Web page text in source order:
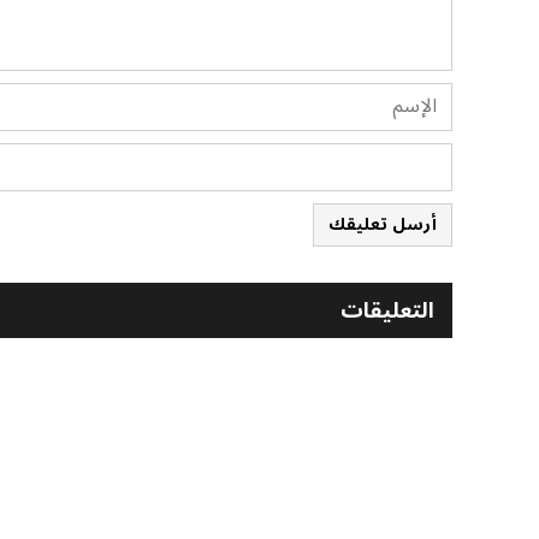
أرسل تعليقك
التعليقات